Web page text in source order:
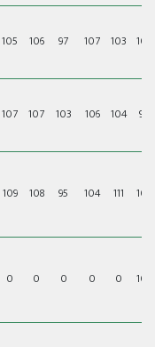
105 106 97 107 103 103
107 107 103 106 104 95
109 108 95 104 111 108
0 0 0 0 0 108